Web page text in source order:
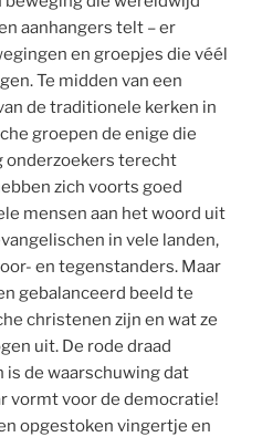
aanhangers telt – er
en groepjes die véél
Te midden van een
de traditionele kerken in
groepen de enige die
onderzoekers terecht
zich voorts goed
mensen aan het woord uit
in vele landen,
en tegenstanders. Maar
gebalanceerd beeld te
christenen zijn en wat ze
uit. De rode draad
de waarschuwing dat
vormt voor de democratie!
opgestoken vingertje en